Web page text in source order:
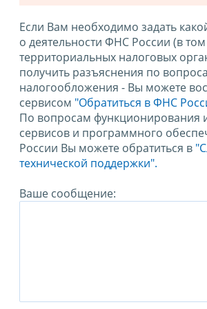
Если Вам необходимо задать
о деятельности ФНС России (в
территориальных налоговых
получить разъяснения по
налогообложения - Вы можете
сервисом "Обратиться в ФНС
По вопросам функционирования
сервисов и программного
России Вы можете обратиться в
технической поддержки".
Ваше сообщение: